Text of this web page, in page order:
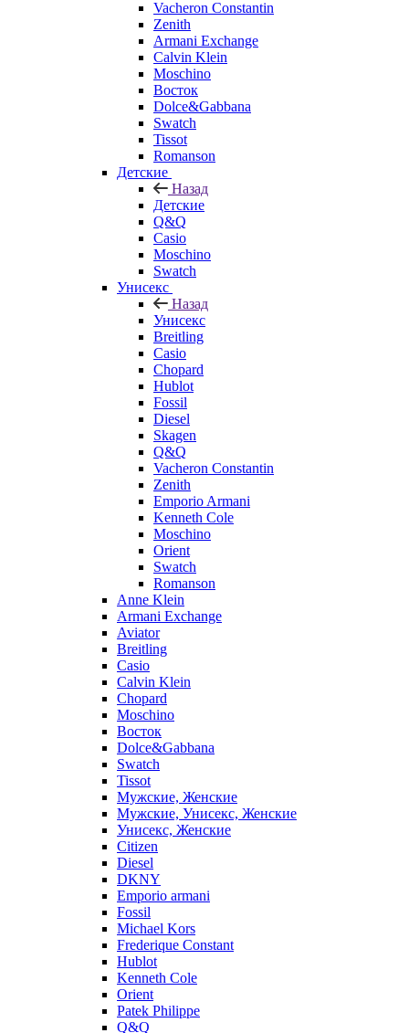
Vacheron Constantin
Zenith
Armani Exchange
Calvin Klein
Moschino
Восток
Dolce&Gabbana
Swatch
Tissot
Romanson
Детские
Назад
Детские
Q&Q
Casio
Moschino
Swatch
Унисекс
Назад
Унисекс
Breitling
Casio
Chopard
Hublot
Fossil
Diesel
Skagen
Q&Q
Vacheron Constantin
Zenith
Emporio Armani
Kenneth Cole
Moschino
Orient
Swatch
Romanson
Anne Klein
Armani Exchange
Aviator
Breitling
Casio
Calvin Klein
Chopard
Moschino
Восток
Dolce&Gabbana
Swatch
Tissot
Мужские, Женские
Мужские, Унисекс, Женские
Унисекс, Женские
Citizen
Diesel
DKNY
Emporio armani
Fossil
Michael Kors
Frederique Constant
Hublot
Kenneth Cole
Orient
Patek Philippe
Q&Q